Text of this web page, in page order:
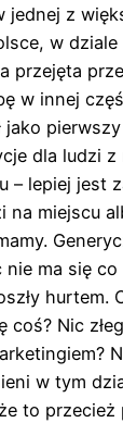
jednej z
w dziale
przejęta
w innej
jako
dla ludzi z
– lepiej jest
na miejscu
nie ma się
hurtem.
coś? Nic
w tym
to przecież